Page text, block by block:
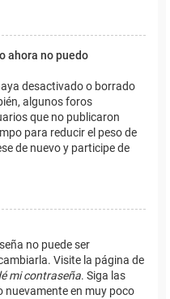
ahora no puedo
desactivado o borrado
algunos foros
que no publicaron
para reducir el peso de
de nuevo y participe de
no puede ser
Visite la página de
mi contraseña. Siga las
en muy poco